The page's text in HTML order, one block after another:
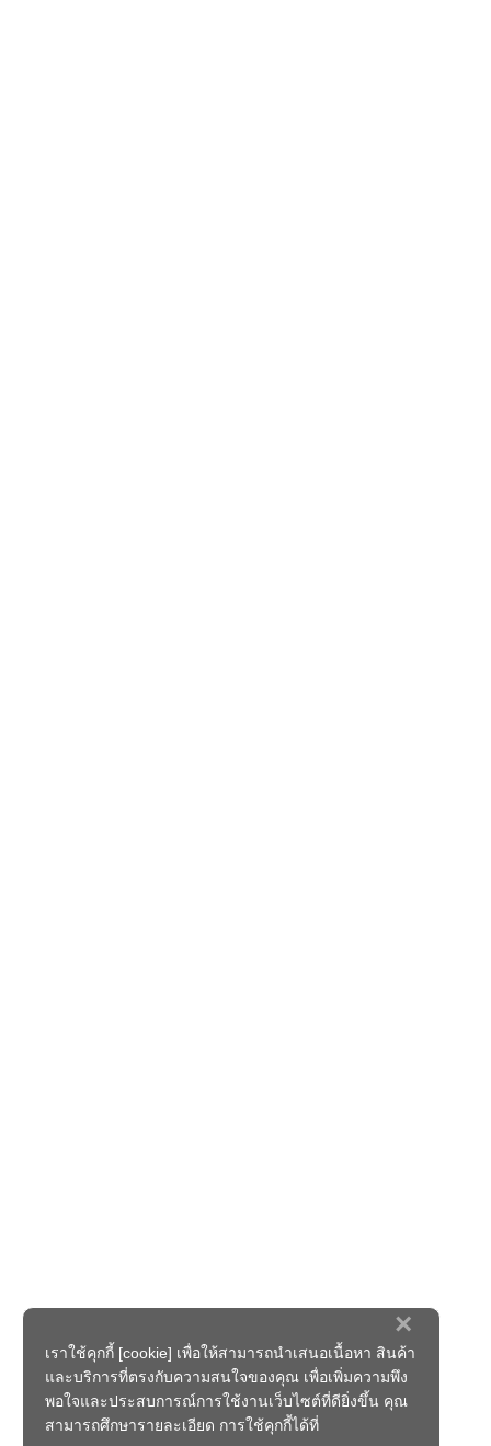
×
เราใช้คุกกี้ [cookie] เพื่อให้สามารถนำเสนอเนื้อหา สินค้า
และบริการที่ตรงกับความสนใจของคุณ เพื่อเพิ่มความพึง
พอใจและประสบการณ์การใช้งานเว็บไซต์ที่ดียิ่งขึ้น คุณ
สามารถศึกษารายละเอียด การใช้คุกกี้ได้ที่